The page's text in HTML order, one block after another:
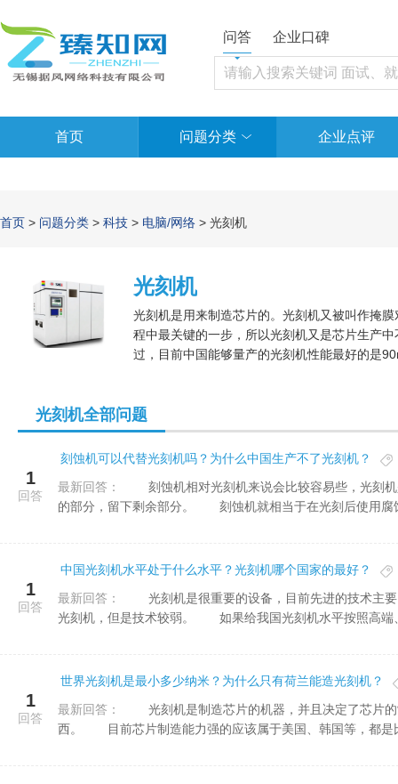
问答 企业口碑
首页 问题分类 企业点评
首页 > 问题分类 > 科技 > 电脑/网络 > 光刻机
光刻机
光刻机是用来制造芯片的。光刻机又被叫作掩
程中最关键的一步，所以光刻机又是芯片生产
过，目前中国能够量产的光刻机性能最好的是
光刻机全部问题
1
回答
刻蚀机可以代替光刻机吗？为什么中国生产不了光刻机？
最新回答：
的部分，留下剩余部分。 刻蚀机就相当于在光刻后使用腐
1
回答
中国光刻机水平处于什么水平？光刻机哪个国家的最好？
最新回答：
光刻机，但是技术较弱。 如果给我国光刻机水平按照高端
1
回答
世界光刻机是最小多少纳米？为什么只有荷兰能造光刻机？
最新回答：
西。 目前芯片制造能力强的应该属于美国、韩国等，都是